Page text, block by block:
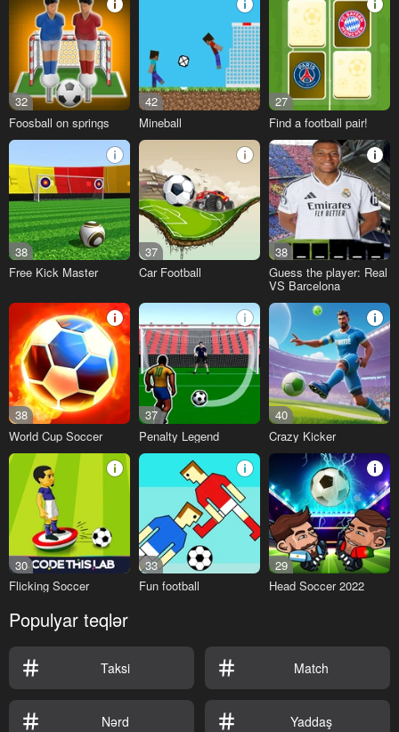
32
Foosball on springs
42
Mineball
27
Find a football pair!
38
Free Kick Master
37
Car Football
38
Guess the player: Real
VS Barcelona
38
World Cup Soccer
37
Penalty Legend
40
Crazy Kicker
30
Flicking Soccer
33
Fun football
29
Head Soccer 2022
Populyar teqlər
Taksi Match
Nərd Yaddaş